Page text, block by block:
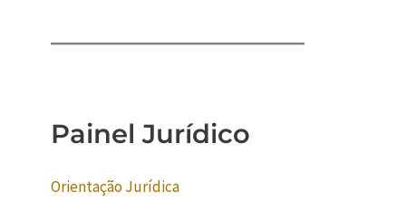
Painel Jurídico
Orientação Jurídica